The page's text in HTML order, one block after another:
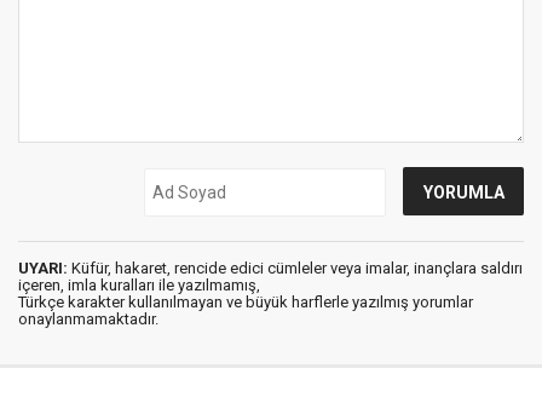
UYARI: Küfür, hakaret, rencide edici cümleler veya imalar, inançlara saldırı
içeren, imla kuralları ile yazılmamış,
Türkçe karakter kullanılmayan ve büyük harflerle yazılmış yorumlar
onaylanmamaktadır.